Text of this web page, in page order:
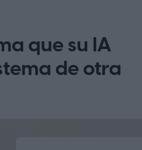
IA?que su IA
de otra